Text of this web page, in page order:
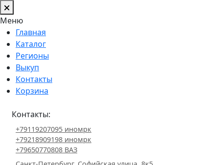
Меню
Главная
Каталог
Регионы
Выкуп
Контакты
Корзина
Контакты:
+79119207095 иномрк
+79218909198 иномрк
+79650770808 ВАЗ